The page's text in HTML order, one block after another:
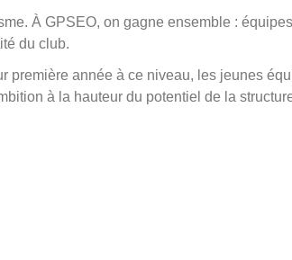
À GPSEO, on gagne ensemble :
du club.
première année à ce niveau, les jeunes
à la hauteur du potentiel de la